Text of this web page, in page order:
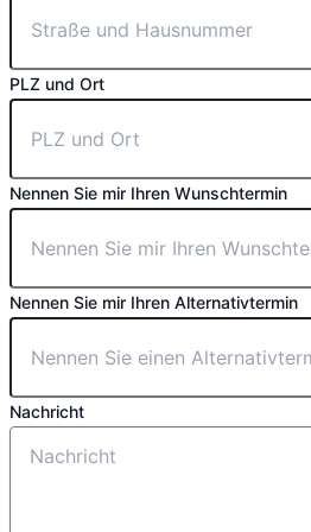
PLZ und Ort
Nennen Sie mir Ihren Wunschtermin
Nennen Sie mir Ihren Alternativtermin
Nachricht